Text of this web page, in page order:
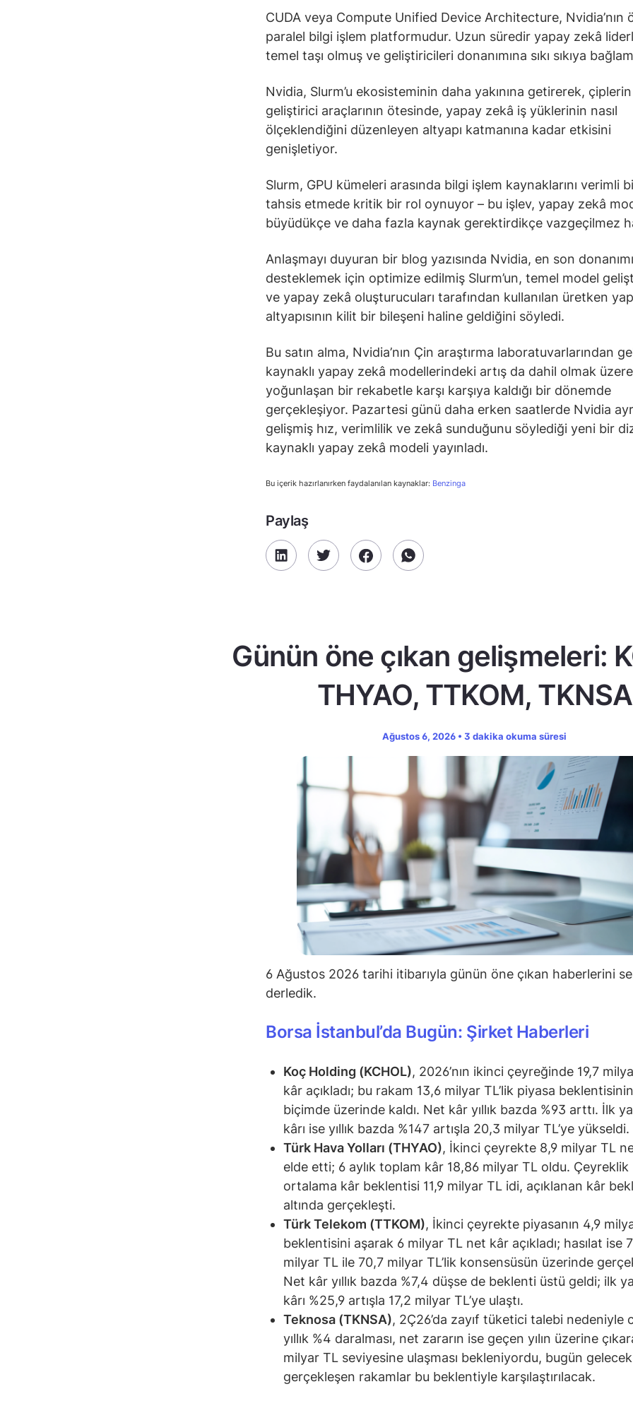
CUDA veya Compute Unified Device Architecture, Nvidia’nın
paralel bilgi işlem platformudur. Uzun süredir yapay zekâ
temel taşı olmuş ve geliştiricileri donanımına sıkı sıkıya
Nvidia, Slurm’u ekosisteminin daha yakınına getirerek,
geliştirici araçlarının ötesinde, yapay zekâ iş yüklerinin nasıl
ölçeklendiğini düzenleyen altyapı katmanına kadar etkisini
genişletiyor.
Slurm, GPU kümeleri arasında bilgi işlem kaynaklarını verimli
tahsis etmede kritik bir rol oynuyor – bu işlev, yapay zekâ
büyüdükçe ve daha fazla kaynak gerektirdikçe vazgeçilmez
Anlaşmayı duyuran bir blog yazısında Nvidia, en son
desteklemek için optimize edilmiş Slurm’un, temel model
ve yapay zekâ oluşturucuları tarafından kullanılan üretken
altyapısının kilit bir bileşeni haline geldiğini söyledi.
Bu satın alma, Nvidia’nın Çin araştırma laboratuvarlarından
kaynaklı yapay zekâ modellerindeki artış da dahil olmak üzere
yoğunlaşan bir rekabetle karşı karşıya kaldığı bir dönemde
gerçekleşiyor. Pazartesi günü daha erken saatlerde Nvidia
gelişmiş hız, verimlilik ve zekâ sunduğunu söylediği yeni bir
kaynaklı yapay zekâ modeli yayınladı.
Bu içerik hazırlanırken faydalanılan kaynaklar: Benzinga
Paylaş
Günün öne çıkan gelişmeleri:
THYAO, TTKOM, TKNSA
Ağustos 6, 2026 • 3 dakika okuma süresi
6 Ağustos 2026 tarihi itibarıyla günün öne çıkan haberlerini
derledik.
Borsa İstanbul’da Bugün: Şirket Haberleri
Koç Holding (KCHOL), 2026’nın ikinci çeyreğinde 19,7
kâr açıkladı; bu rakam 13,6 milyar TL’lik piyasa
biçimde üzerinde kaldı. Net kâr yıllık bazda %93 arttı. İlk
kârı ise yıllık bazda %147 artışla 20,3 milyar TL’ye yükseldi.
Türk Hava Yolları (THYAO), İkinci çeyrekte 8,9 milyar TL
elde etti; 6 aylık toplam kâr 18,86 milyar TL oldu. Çeyreklik
ortalama kâr beklentisi 11,9 milyar TL idi, açıklanan kâr
altında gerçekleşti.
Türk Telekom (TTKOM), İkinci çeyrekte piyasanın 4,9
beklentisini aşarak 6 milyar TL net kâr açıkladı; hasılat ise
milyar TL ile 70,7 milyar TL’lik konsensüsün üzerinde
Net kâr yıllık bazda %7,4 düşse de beklenti üstü geldi; ilk
kârı %25,9 artışla 17,2 milyar TL’ye ulaştı.
Teknosa (TKNSA), 2Ç26’da zayıf tüketici talebi nedeniyle
yıllık %4 daralması, net zararın ise geçen yılın üzerine
milyar TL seviyesine ulaşması bekleniyordu, bugün gelecek
gerçekleşen rakamlar bu beklentiyle karşılaştırılacak.